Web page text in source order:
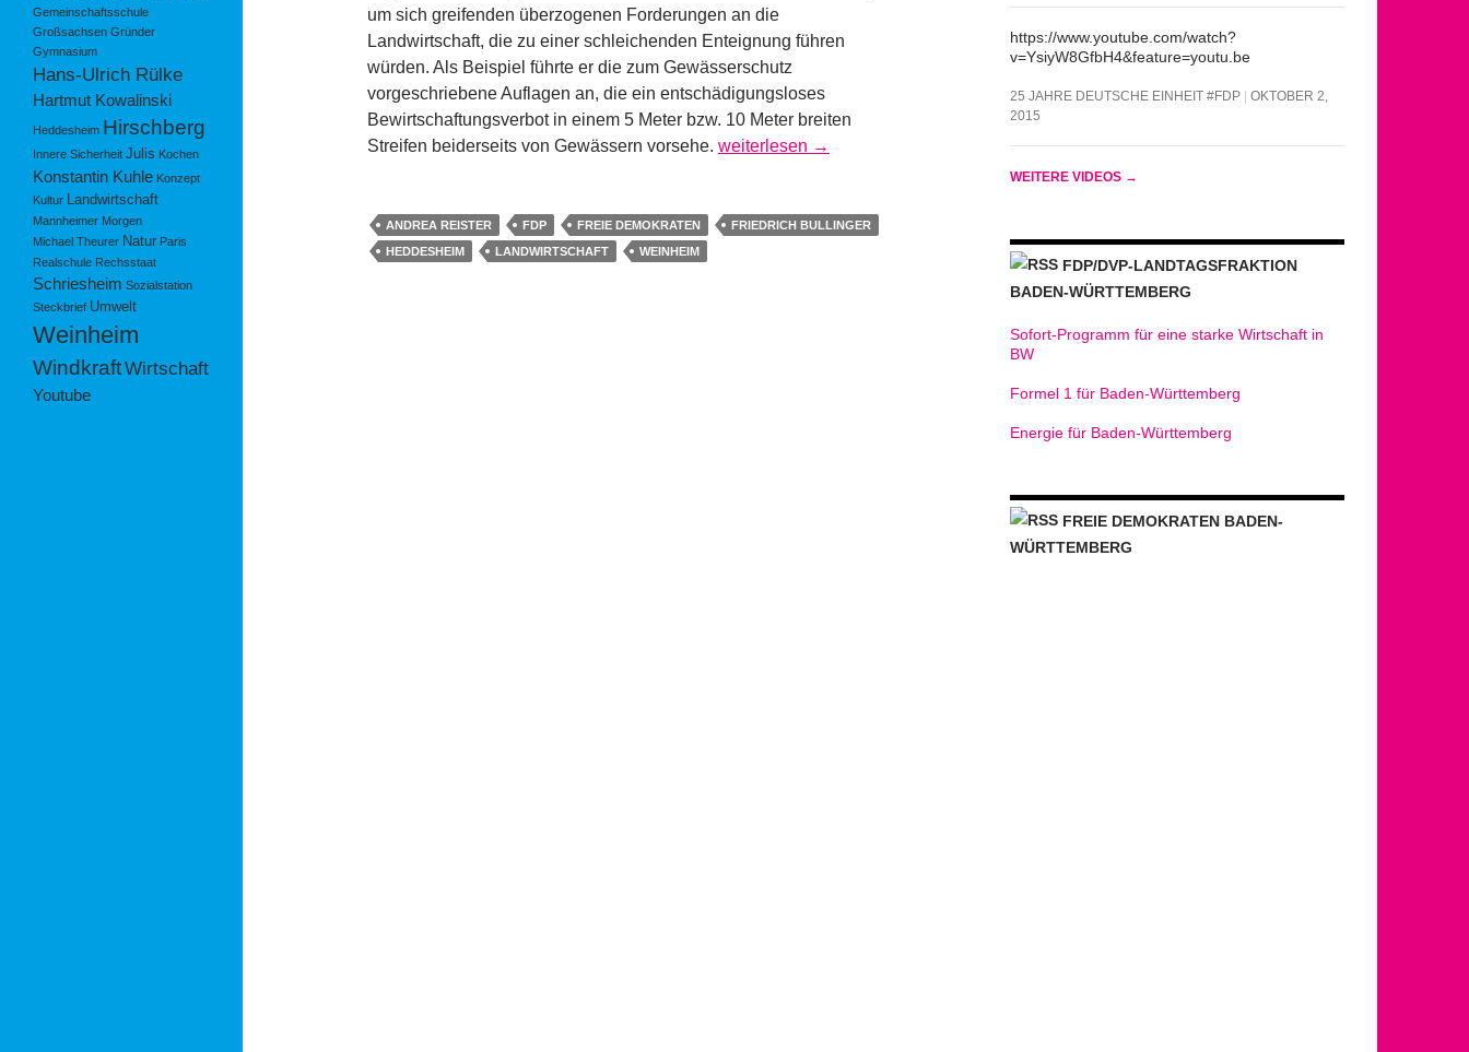
um sich greifenden überzogenen Forderungen an die
Landwirtschaft, die zu einer schleichenden Enteignung führen
würden. Als Beispiel führte er die zum Gewässerschutz
vorgeschriebene Auflagen an, die ein entschädigungsloses
Bewirtschaftungsverbot in einem 5 Meter bzw. 10 Meter breiten
Streifen beiderseits von Gewässern vorsehe. Schleichende Enteignung in der Landwirtschaft
weiterlesen →
ANDREA REISTER FDP FREIE DEMOKRATEN
FRIEDRICH BULLINGER
HEDDESHEIM
LANDWIRTSCHAFT WEINHEIM
https://www.youtube.com/watch?
v=YsiyW8GfbH4&feature=youtu.be
25 JAHRE DEUTSCHE EINHEIT #FDP
OKTOBER 2,
2015
WEITERE VIDEOS →
FDP/DVP-LANDTAGSFRAKTION
BADEN-WÜRTTEMBERG
Sofort-Programm für eine starke Wirtschaft in
BW
Formel 1 für Baden-Württemberg
Energie für Baden-Württemberg
FREIE DEMOKRATEN BADEN-
WÜRTTEMBERG
Gemeinschaftsschule
Großsachsen Gründer
Gymnasium
Hans-Ulrich Rülke
Hartmut Kowalinski
Heddesheim Hirschberg
Innere Sicherheit Julis Kochen
Konstantin Kuhle Konzept
Kultur
Landwirtschaft
Mannheimer Morgen
Michael Theurer Natur Paris
Realschule Rechsstaat
Schriesheim Sozialstation
Steckbrief Umwelt
Weinheim
WindkraftWirtschaft
Youtube